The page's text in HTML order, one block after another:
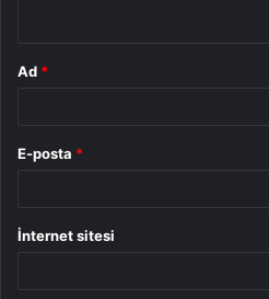
Ad *
E-posta *
İnternet sitesi